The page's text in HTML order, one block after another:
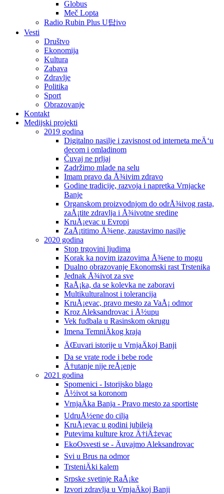
Globus
Meč Lopta
Radio Rubin Plus U탑ivo
Vesti
Društvo
Ekonomija
Kultura
Zabava
Zdravlje
Politika
Sport
Obrazovanje
Kontakt
Medijski projekti
2019 godina
Digitalno nasilje i zavisnost od interneta meÄ‘u
decom i omladinom
Čuvaj ne prljaj
Zadržimo mlade na selu
Imam pravo da Å¾ivim zdravo
Godine tradicije, razvoja i napretka Vrnjacke
Banje
Organskom proizvodnjom do odrÅ¾ivog rasta,
zaÅ¡tite zdravlja i Å¾ivotne sredine
KruÅ¡evac u Evropi
ZaÅ¡titimo Å¾ene, zaustavimo nasilje
2020 godina
Stop trgovini ljudima
Korak ka novim izazovima Å¾ene to mogu
Dualno obrazovanje Ekonomski rast Trstenika
Jednak Å¾ivot za sve
RaÅ¡ka, da se kolevka ne zaboravi
Multikulturalnost i tolerancija
KruÅ¡evac, pravo mesto za VaÅ¡ odmor
Kroz Aleksandrovac i Å½upu
Vek fudbala u Rasinskom okrugu
Imena TemniÄkog kraja
ÄŒuvari istorije u VrnjaÄkoj Banji
Da se vrate rode i bebe rode
Ä†utanje nije reÅ¡enje
2021 godina
Spomenici - Istorijsko blago
Å½ivot sa koronom
VrnjaÄka Banja - Pravo mesto za sportiste
UdruÅ½ene do cilja
KruÅ¡evac u godini jubileja
Putevima kulture kroz Ä†iÄ‡evac
EkoOsvesti se - Äuvajmo Aleksandrovac
Svi u Brus na odmor
TrsteniÄki kalem
Srpske svetinje RaÅ¡ke
Izvori zdravlja u VrnjaÄkoj Banji